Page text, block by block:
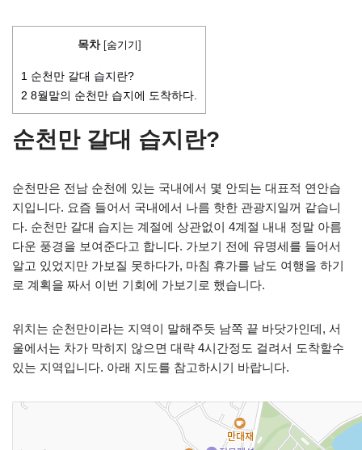
목차 [숨기기]
1 순천만 갈대 습지란?
2 8월말의 순천만 습지에 도착하다.
순천만 갈대 습지란?
순천만은 전남 순천에 있는 국내에서 몇 안되는 대표적 연안습
지입니다. 요즘 들어서 국내에서 나름 핫한 관광지일꺼 같습니
다. 순천만 갈대 습지는 계절에 상관없이 4계절 내내 정말 아름
다운 풍경을 보여준다고 합니다. 가보기 전에 유명세를 들어서
알고 있었지만 가보질 못하다가, 마침 휴가를 남도 여행을 하기
로 계획을 짜서 이번 기회에 가보기로 했습니다.
위치는 순천만이라는 지역이 말해주듯 남쪽 끝 바닷가인데, 서
울에서는 차가 막히지 않으면 대략 4시간정도 걸려서 도착할수
있는 지역입니다. 아래 지도를 참고하시기 바랍니다.